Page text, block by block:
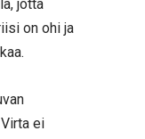
jotta
on ohi ja
ei